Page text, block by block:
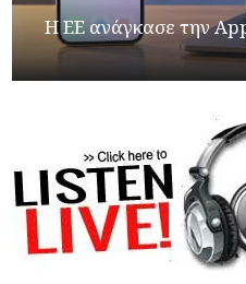
H ΕΕ ανάγκασε την